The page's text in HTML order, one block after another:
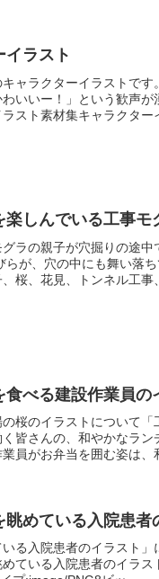
イラスト
ャラクターイラストで
いいー！」という歓声
スト素材集キャラクター
楽しんでいる工事モ
ラの親子が穴掘りの途
らが、穴の中にも舞い落
桜、花見、トンネル工事
食べる建設作業員
桜のイラストについて
皆さんの、和やかなラ
員がお弁当を囲む姿は、
めている入院患者
る入院患者のイラスト
めている入院患者のイラ